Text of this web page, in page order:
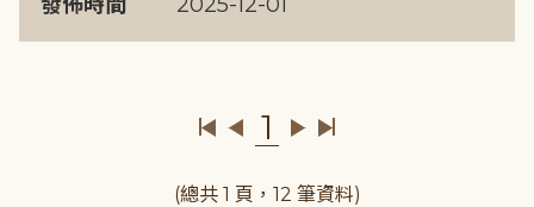
1
(總共 1 頁，12 筆資料)